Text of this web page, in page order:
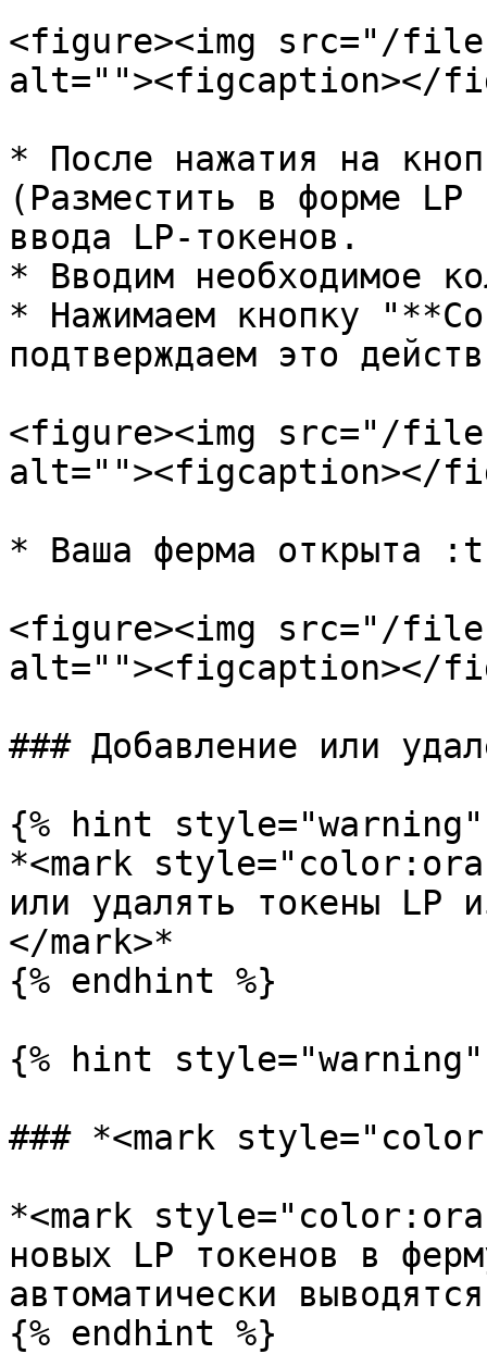
<figure><img src="/files/
alt=""><figcaption></
* После нажатия на
(Разместить в форме
ввода LP-токенов.
* Вводим необходимое
* Нажимаем кнопку
подтверждаем это
<figure><img src="/files/
alt=""><figcaption></
* Ваша ферма открыта
<figure><img src="/files/
alt=""><figcaption></
### Добавление или
{% hint style="warning"
*<mark
или удалять токены LP
</mark>*
{% endhint %}
{% hint style="warning"
### *<mark
*<mark
новых LP токенов в
автоматически
{% endhint %}